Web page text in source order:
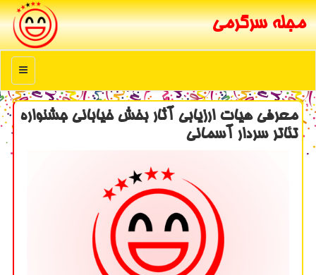
مجله سرگرمی
منو
معرفی هیات ارزیابی آثار بخش خیابانی جشنواره
تئاتر سردار آسمانی